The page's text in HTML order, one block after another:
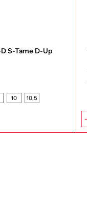
S-Tame D-Up
10 10,5